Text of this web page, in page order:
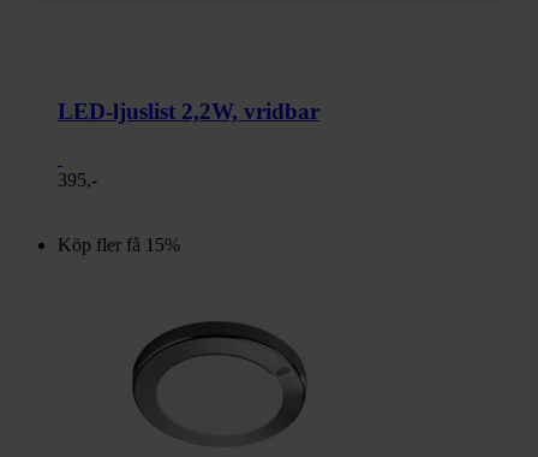
LED-ljuslist 2,2W, vridbar
395,-
Köp fler få 15%